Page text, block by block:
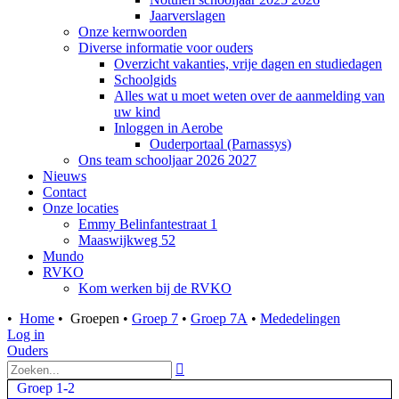
Jaarverslagen
Onze kernwoorden
Diverse informatie voor ouders
Overzicht vakanties, vrije dagen en studiedagen
Schoolgids
Alles wat u moet weten over de aanmelding van
uw kind
Inloggen in Aerobe
Ouderportaal (Parnassys)
Ons team schooljaar 2026 2027
Nieuws
Contact
Onze locaties
Emmy Belinfantestraat 1
Maaswijkweg 52
Mundo
RVKO
Kom werken bij de RVKO
• Home • Groepen • Groep 7 • Groep 7A • Mededelingen
Log in
Ouders

Groep 1-2